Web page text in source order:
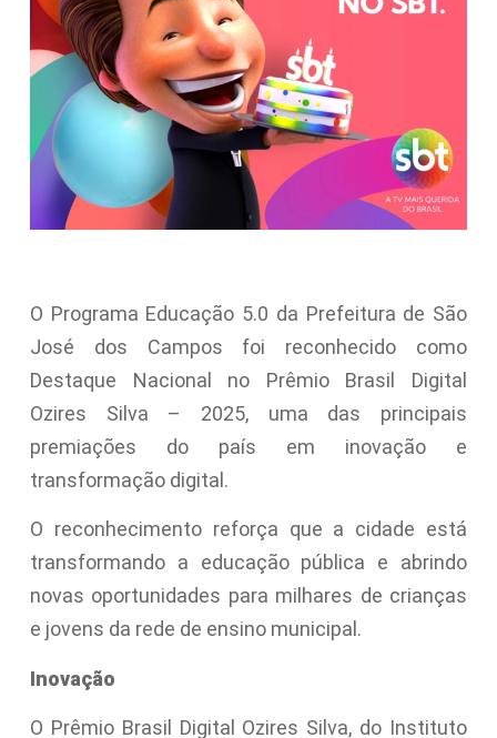
O Programa Educação 5.0 da Prefeitura de São
José dos Campos foi reconhecido como
Destaque Nacional no Prêmio Brasil Digital
Ozires Silva – 2025, uma das principais
premiações do país em inovação e
transformação digital.
O reconhecimento reforça que a cidade está
transformando a educação pública e abrindo
novas oportunidades para milhares de crianças
e jovens da rede de ensino municipal.
Inovação
O Prêmio Brasil Digital Ozires Silva, do Instituto